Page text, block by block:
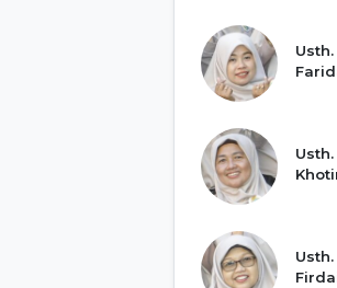
Usth.